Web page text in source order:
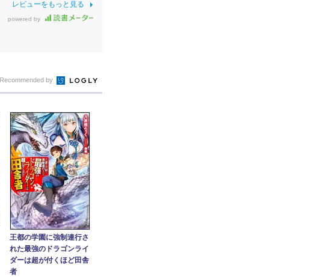
レビューをもっと見る
powered by
Recommended by
王都の学園に強制連行さ
れた最強のドラゴンライ
ダーは超が付くほど田舎
者